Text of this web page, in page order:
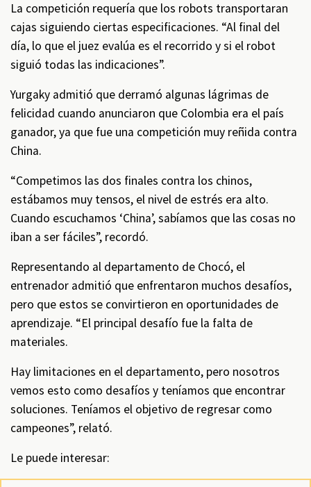
La competición requería que los robots transportaran
cajas siguiendo ciertas especificaciones. “Al final del
día, lo que el juez evalúa es el recorrido y si el robot
siguió todas las indicaciones”.
Yurgaky admitió que derramó algunas lágrimas de
felicidad cuando anunciaron que Colombia era el país
ganador, ya que fue una competición muy reñida contra
China.
“Competimos las dos finales contra los chinos,
estábamos muy tensos, el nivel de estrés era alto.
Cuando escuchamos ‘China’, sabíamos que las cosas no
iban a ser fáciles”, recordó.
Representando al departamento de Chocó, el
entrenador admitió que enfrentaron muchos desafíos,
pero que estos se convirtieron en oportunidades de
aprendizaje. “El principal desafío fue la falta de
materiales.
Hay limitaciones en el departamento, pero nosotros
vemos esto como desafíos y teníamos que encontrar
soluciones. Teníamos el objetivo de regresar como
campeones”, relató.
Le puede interesar: